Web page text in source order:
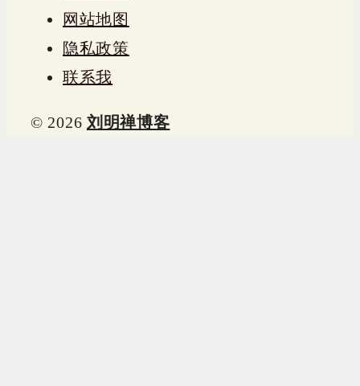
网站地图
隐私政策
联系我
© 2026 刘明禅博客